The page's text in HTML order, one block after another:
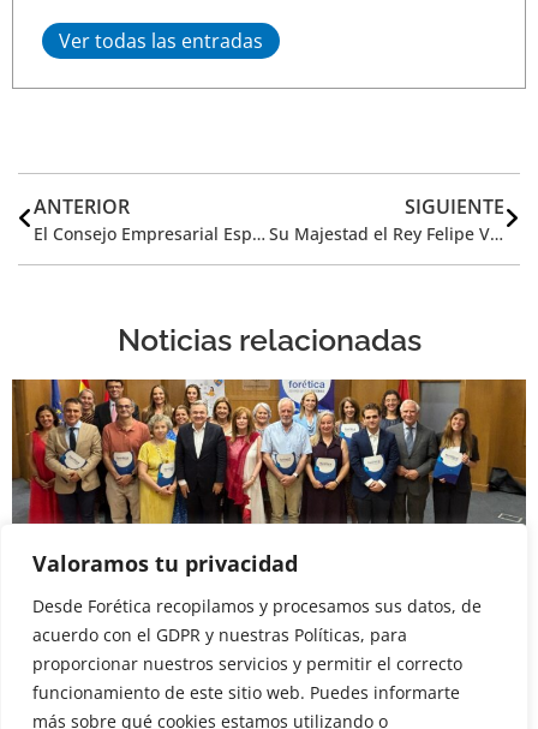
Valoramos tu privacidad
Desde Forética recopilamos y procesamos sus datos, de
acuerdo con el GDPR y nuestras Políticas, para
proporcionar nuestros servicios y permitir el correcto
funcionamiento de este sitio web. Puedes informarte
más sobre qué cookies estamos utilizando o
Ver todas las entradas
ANTERIOR
El Consejo Empresarial Español para el Desarrollo Sostenible amplía sus miembros a 44 Presidentes y CEO para acelerar la acción ante los retos ESG
SIGUIENTE
Su Majestad el Rey Felipe VI preside el Comité de Honor de ‘ESG Spain 2022: Corporate Sustainability Forum’
Noticias relacionadas
Actualidad Social
Hospitales y entidades sanitarias se
comprometen con la inteligencia artificial
responsable
03/07/2026